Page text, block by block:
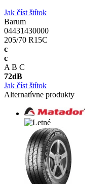
Jak číst štítok
Barum
04431430000
205/70 R15C
c
c
A B C
72dB
Jak číst štítok
Alternatívne produkty